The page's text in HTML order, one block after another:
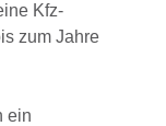
Kfz-
zum Jahre
ein